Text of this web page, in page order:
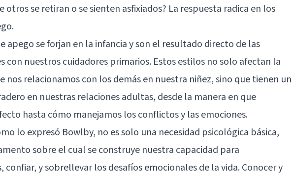
otros se retiran o se sienten asfixiados? La respuesta radica en los
apego se forjan en la infancia y son el resultado directo de las
con nuestros cuidadores primarios. Estos estilos no solo afectan la
nos relacionamos con los demás en nuestra niñez, sino que tienen un
en nuestras relaciones adultas, desde la manera en que
hasta cómo manejamos los conflictos y las emociones.
lo expresó Bowlby, no es solo una necesidad psicológica básica,
sobre el cual se construye nuestra capacidad para
confiar, y sobrellevar los desafíos emocionales de la vida. Conocer y